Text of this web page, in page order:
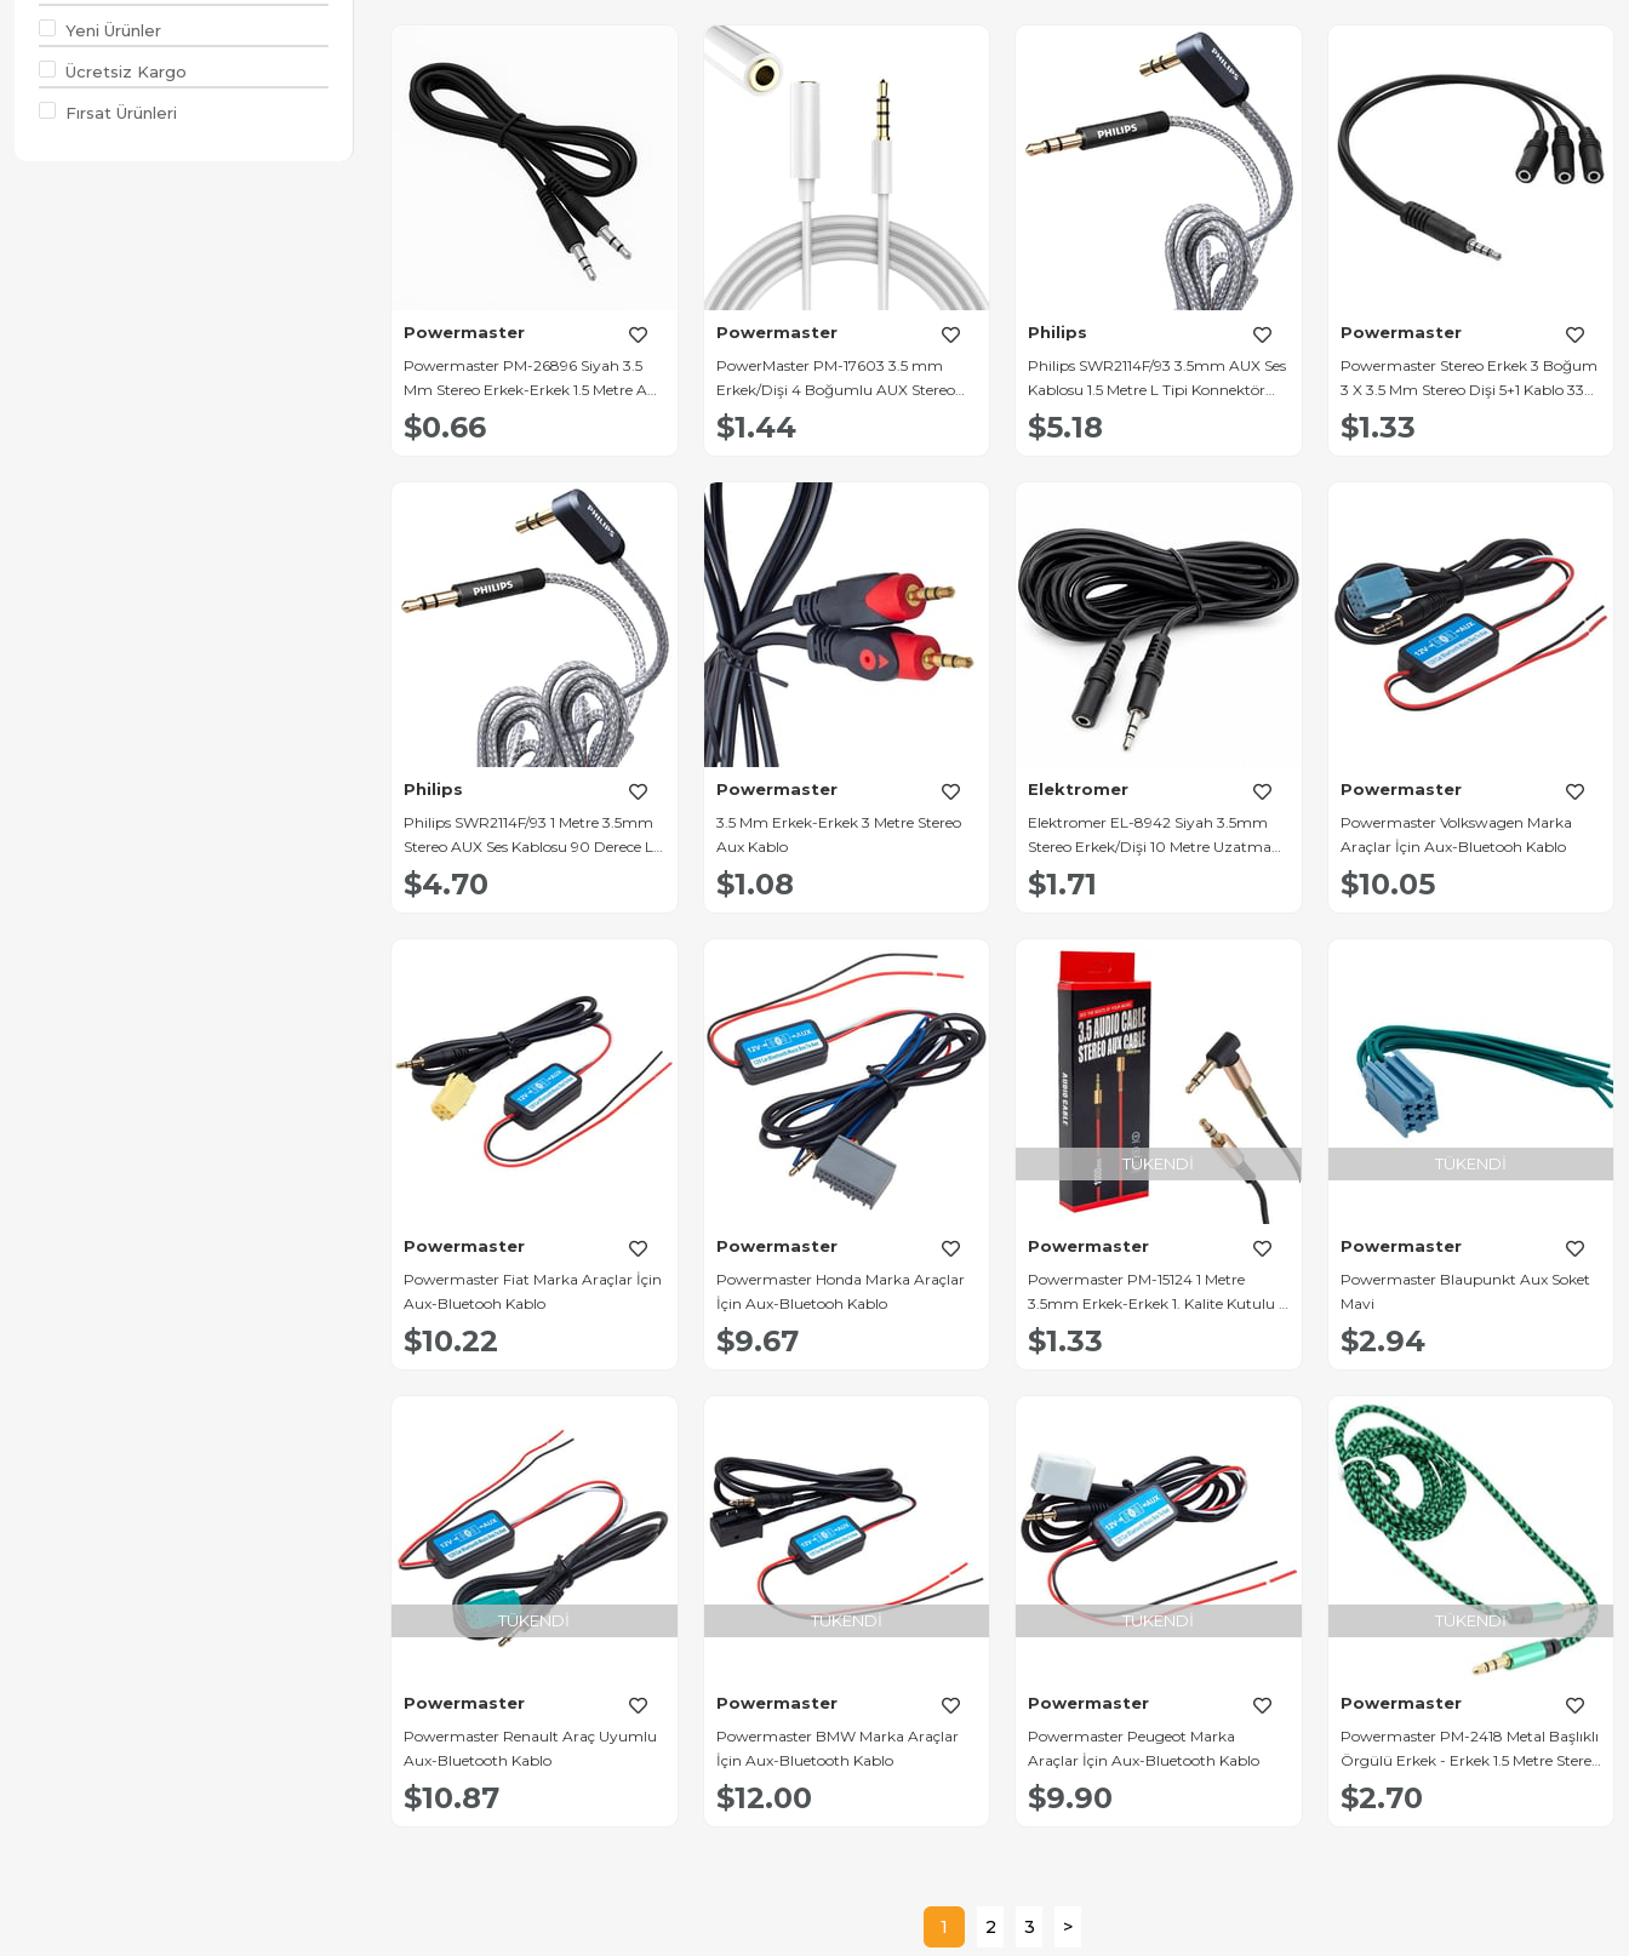
Yeni Ürünler
Ücretsiz Kargo
Fırsat Ürünleri
Powermaster
Powermaster PM-26896 Siyah 3.5
Mm Stereo Erkek-Erkek 1.5 Metre Aux
Kablo
$0.66
Powermaster
PowerMaster PM-17603 3.5 mm
Erkek/Dişi 4 Boğumlu AUX Stereo
Uzatma Kablosu 1 Metre
$1.44
Philips
Philips SWR2114F/93 3.5mm AUX Ses
Kablosu 1.5 Metre L Tipi Konnektör
Örgülü Zırhlı
$5.18
Powermaster
Powermaster Stereo Erkek 3 Boğum
3 X 3.5 Mm Stereo Dişi 5+1 Kablo 33
Cm
$1.33
Philips
Philips SWR2114F/93 1 Metre 3.5mm
Stereo AUX Ses Kablosu 90 Derece L
Tipi Açılı Örgülü Zırhlı
$4.70
Powermaster
3.5 Mm Erkek-Erkek 3 Metre Stereo
Aux Kablo
$1.08
Elektromer
Elektromer EL-8942 Siyah 3.5mm
Stereo Erkek/Dişi 10 Metre Uzatma
Kablo
$1.71
Powermaster
Powermaster Volkswagen Marka
Araçlar İçin Aux-Bluetooh Kablo
$10.05
Powermaster
Powermaster Fiat Marka Araçlar İçin
Aux-Bluetooh Kablo
$10.22
Powermaster
Powermaster Honda Marka Araçlar
İçin Aux-Bluetooh Kablo
$9.67
TÜKENDI
Powermaster
Powermaster PM-15124 1 Metre
3.5mm Erkek-Erkek 1. Kalite Kutulu L
Uçlu Stereo AUX Kablo
$1.33
TÜKENDI
Powermaster
Powermaster Blaupunkt Aux Soket
Mavi
$2.94
TÜKENDI
Powermaster
Powermaster Renault Araç Uyumlu
Aux-Bluetooth Kablo
$10.87
TÜKENDI
Powermaster
Powermaster BMW Marka Araçlar
İçin Aux-Bluetooth Kablo
$12.00
TÜKENDI
Powermaster
Powermaster Peugeot Marka
Araçlar İçin Aux-Bluetooth Kablo
$9.90
TÜKENDI
Powermaster
Powermaster PM-2418 Metal Başlıklı
Örgülü Erkek - Erkek 1.5 Metre Stereo
Aux Kablo
$2.70
1 2 3 >